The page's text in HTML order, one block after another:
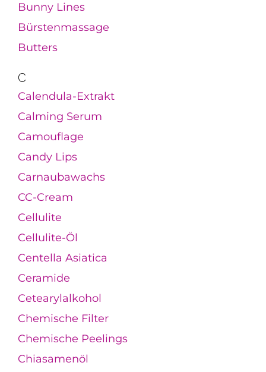
Bunny Lines
Bürstenmassage
Butters
C
Calendula-Extrakt
Calming Serum
Camouflage
Candy Lips
Carnaubawachs
CC-Cream
Cellulite
Cellulite-Öl
Centella Asiatica
Ceramide
Cetearylalkohol
Chemische Filter
Chemische Peelings
Chiasamenöl